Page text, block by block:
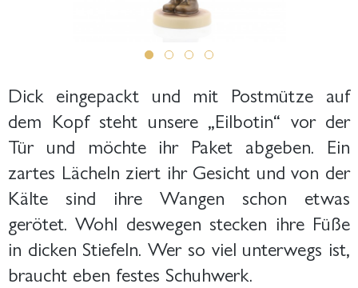
Dick eingepackt und mit Postmütze auf
dem Kopf steht unsere „Eilbotin“ vor der
Tür und möchte ihr Paket abgeben. Ein
zartes Lächeln ziert ihr Gesicht und von der
Kälte sind ihre Wangen schon etwas
gerötet. Wohl deswegen stecken ihre Füße
in dicken Stiefeln. Wer so viel unterwegs ist,
braucht eben festes Schuhwerk.